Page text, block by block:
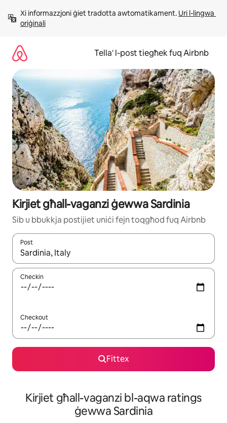
għall-
kontenut
Xi informazzjoni ġiet tradotta awtomatikament. Uri l-lingwa
oriġinali
Tella' l-post tiegħek fuq Airbnb
Kirjiet għall-vaganzi ġewwa Sardinia
Sib u bbukkja postijiet uniċi fejn toqgħod fuq Airbnb
Post
Meta r-riżultati jkunu disponibbli, tista' tmur minn riżultat
Checkin
Checkout
Fittex
Kirjiet għall-vaganzi bl-aqwa ratings
ġewwa Sardinia